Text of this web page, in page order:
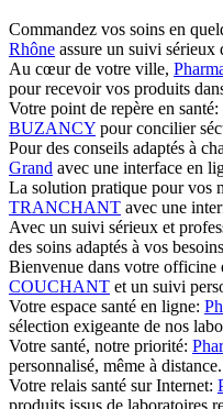
Commandez vos soins en
Rhône assure un suivi sérieux
Au cœur de votre ville,
pour recevoir vos produits
Votre point de repère en santé:
BUZANCY pour concilier
Pour des conseils adaptés à
Grand avec une interface en
La solution pratique pour vos
TRANCHANT avec une
Avec un suivi sérieux et
des soins adaptés à vos
Bienvenue dans votre officine
COUCHANT et un suivi
Votre espace santé en ligne:
sélection exigeante de nos
Votre santé, notre priorité:
personnalisé, même à distance.
Votre relais santé sur Internet:
produits issus de laboratoires